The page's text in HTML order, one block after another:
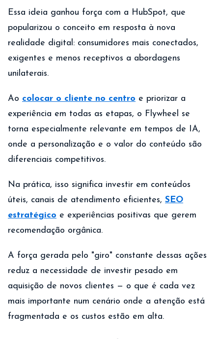
Essa ideia ganhou força com a HubSpot, que
popularizou o conceito em resposta à nova
realidade digital: consumidores mais conectados,
exigentes e menos receptivos a abordagens
unilaterais.
Ao colocar o cliente no centro e priorizar a
experiência em todas as etapas, o Flywheel se
torna especialmente relevante em tempos de IA,
onde a personalização e o valor do conteúdo são
diferenciais competitivos.
Na prática, isso significa investir em conteúdos
úteis, canais de atendimento eficientes, SEO
estratégico e experiências positivas que gerem
recomendação orgânica.
A força gerada pelo "giro" constante dessas ações
reduz a necessidade de investir pesado em
aquisição de novos clientes — o que é cada vez
mais importante num cenário onde a atenção está
fragmentada e os custos estão em alta.